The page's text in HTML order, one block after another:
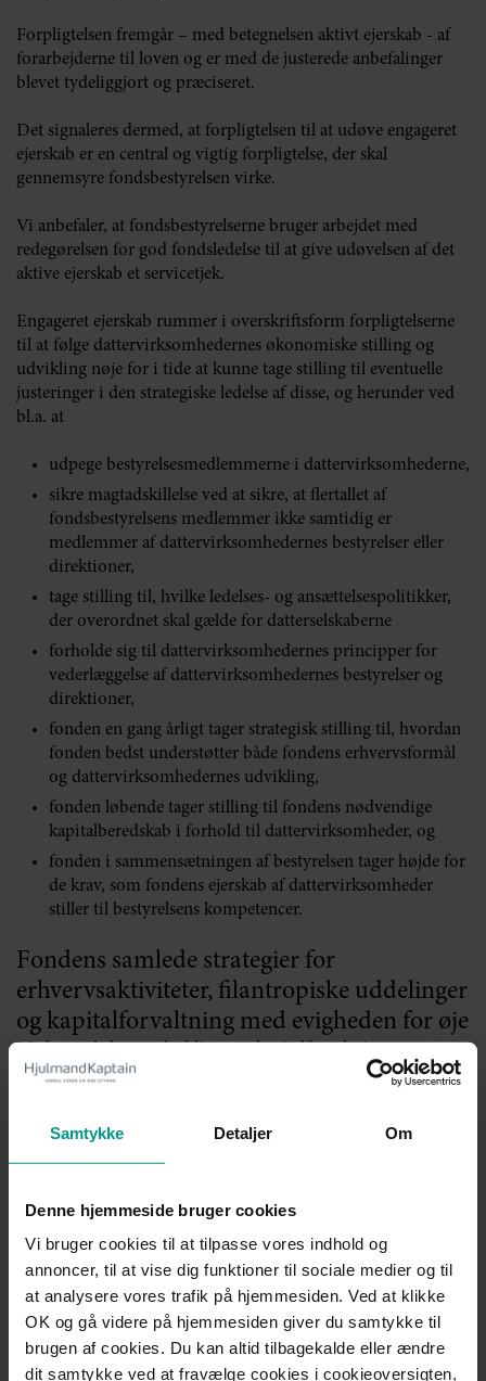
Samtykke Detaljer Om
Denne hjemmeside bruger cookies
Vi bruger cookies til at tilpasse vores indhold og
annoncer, til at vise dig funktioner til sociale medier og til
at analysere vores trafik på hjemmesiden. Ved at klikke
OK og gå videre på hjemmesiden giver du samtykke til
brugen af cookies. Du kan altid tilbagekalde eller ændre
dit samtykke ved at fravælge cookies i cookieoversigten,
Forpligtelsen fremgår – med betegnelsen aktivt ejerskab - af
forarbejderne til loven og er med de justerede anbefalinger
blevet tydeliggjort og præciseret.
Det signaleres dermed, at forpligtelsen til at udøve engageret
ejerskab er en central og vigtig forpligtelse, der skal
gennemsyre fondsbestyrelsen virke.
Vi anbefaler, at fondsbestyrelserne bruger arbejdet med
redegørelsen for god fondsledelse til at give udøvelsen af det
aktive ejerskab et servicetjek.
Engageret ejerskab rummer i overskriftsform forpligtelserne
til at følge dattervirksomhedernes økonomiske stilling og
udvikling nøje for i tide at kunne tage stilling til eventuelle
justeringer i den strategiske ledelse af disse, og herunder ved
bl.a. at
udpege bestyrelsesmedlemmerne i dattervirksomhederne,
sikre magtadskillelse ved at sikre, at flertallet af
fondsbestyrelsens medlemmer ikke samtidig er
medlemmer af dattervirksomhedernes bestyrelser eller
direktioner,
tage stilling til, hvilke ledelses- og ansættelsespolitikker,
der overordnet skal gælde for datterselskaberne
forholde sig til dattervirksomhedernes principper for
vederlæggelse af dattervirksomhedernes bestyrelser og
direktioner,
fonden en gang årligt tager strategisk stilling til, hvordan
fonden bedst understøtter både fondens erhvervsformål
og dattervirksomhedernes udvikling,
fonden løbende tager stilling til fondens nødvendige
kapitalberedskab i forhold til dattervirksomheder, og
fonden i sammensætningen af bestyrelsen tager højde for
de krav, som fondens ejerskab af dattervirksomheder
stiller til bestyrelsens kompetencer.
Fondens samlede strategier for
erhvervsaktiviteter, filantropiske uddelinger
og kapitalforvaltning med evigheden for øje
(Anbefaling 2.1.2) og en forbedret forklaring til anbefaling
Erhvervsdrivende fonde er populært sagt skabt med
for at opfylde sin formålsbeskrivelse til evig tid. Det skaber et
behov for langsigtet tænkning. Med denne evighed for øje og
udgangspunkt i vedtægten forventes en fond mere strategisk
at tage stilling til de forskellige områder, der er væsentlige for
fondens virke, muligheder og udfordringer på både kort og
lang sigt. I overskriftsform bør fonden tage strategisk stilling
til: